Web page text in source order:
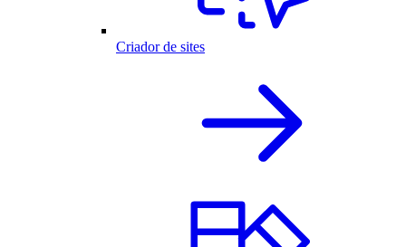
Criador de sites